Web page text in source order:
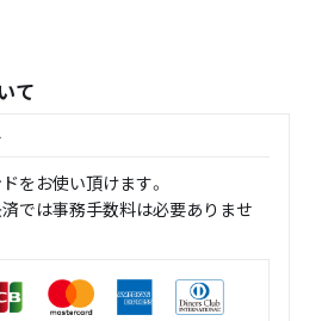
て
をお使い頂けます。
では事務手数料は必要ありませ